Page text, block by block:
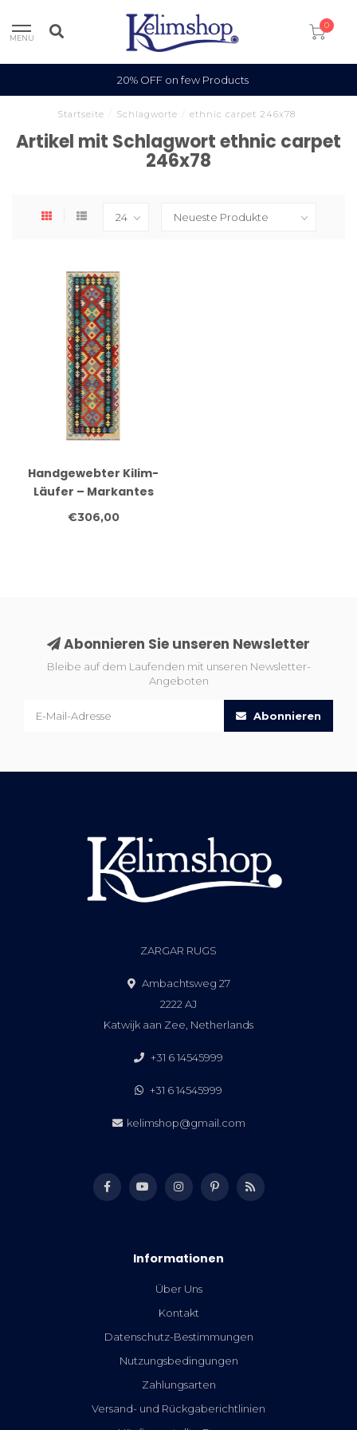
MENU
0
20% OFF on few Products
Startseite Schlagworte ethnic carpet 246x78
Artikel mit Schlagwort ethnic carpet
246x78
Handgewebter Kilim-
Läufer – Markantes
Tribal-Diamant-Muster
€306,00
Abonnieren Sie unseren Newsletter
Bleibe auf dem Laufenden mit unseren Newsletter-
Angeboten
Abonnieren
ZARGAR RUGS
Ambachtsweg 27
2222 AJ
Katwijk aan Zee, Netherlands
+31 6 14545999
+31 6 14545999
kelimshop@gmail.com
Informationen
Über Uns
Kontakt
Datenschutz-Bestimmungen
Nutzungsbedingungen
Zahlungsarten
Versand- und Rückgaberichtlinien